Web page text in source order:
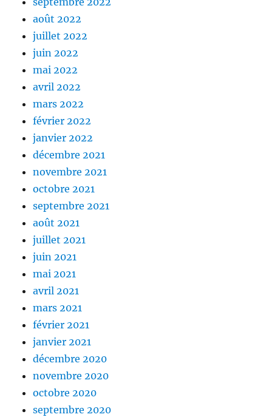
août 2022
juillet 2022
juin 2022
mai 2022
avril 2022
mars 2022
février 2022
janvier 2022
décembre 2021
novembre 2021
octobre 2021
septembre 2021
août 2021
juillet 2021
juin 2021
mai 2021
avril 2021
mars 2021
février 2021
janvier 2021
décembre 2020
novembre 2020
octobre 2020
septembre 2020